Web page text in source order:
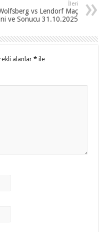
İleri
vs Lendorf Maç
ve Sonucu 31.10.2025
alanlar* ile